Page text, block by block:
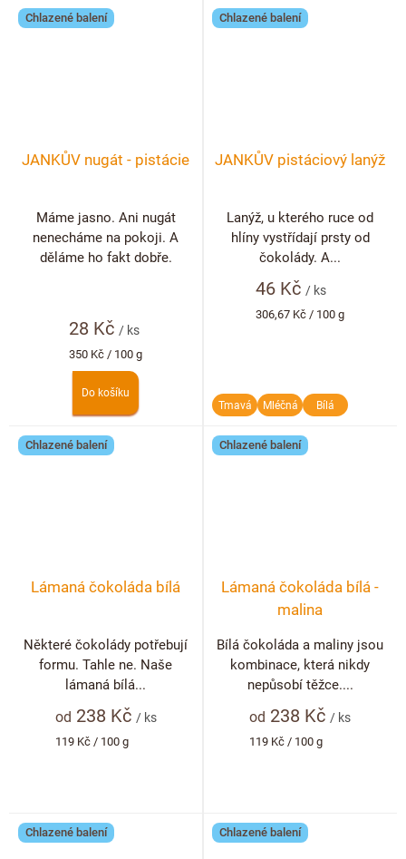
Chlazené balení
JANKŮV nugát - pistácie
28 Kč/ ks
Měrná
cena:
350 Kč / 100 g
Do košíku
Máme jasno. Ani nugát
nenecháme na pokoji. A
děláme ho fakt dobře.
Chlazené balení
JANKŮV pistáciový lanýž
46 Kč/ ks
Měrná
306,67 Kč / 100 g
Lanýž, u kterého ruce od
hlíny vystřídají prsty od
čokolády. A...
Tmavá Mléčná Bílá
Chlazené balení
Lámaná čokoláda bílá
od 238 Kč / ks
Měrná
119 Kč / 100 g
Některé čokolády potřebují
formu. Tahle ne. Naše
lámaná bílá...
Chlazené balení
Lámaná čokoláda bílá -
malina
od 238 Kč/ ks
Měrná
119 Kč / 100 g
Bílá čokoláda a maliny jsou
kombinace, která nikdy
nepůsobí těžce....
Chlazené balení Chlazené balení